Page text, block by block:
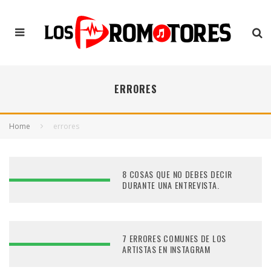
ERRORES
Home errores
8 COSAS QUE NO DEBES DECIR
DURANTE UNA ENTREVISTA.
7 ERRORES COMUNES DE LOS
ARTISTAS EN INSTAGRAM